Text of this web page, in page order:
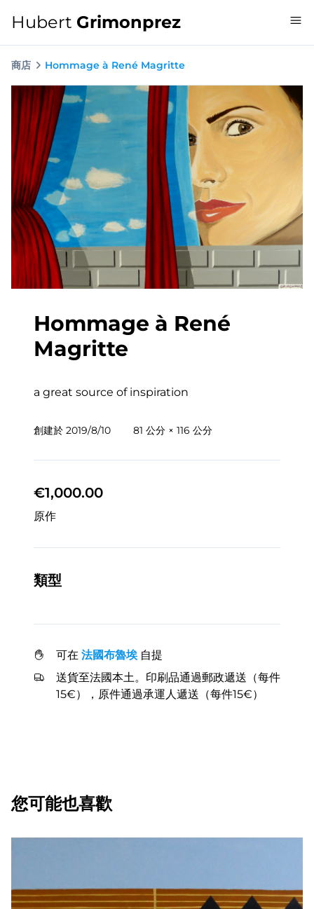
Hubert Grimonprez
商店 Hommage à René Magritte
Hommage à René
Magritte
a great source of inspiration
創建於 2019/8/10 81 公分 × 116 公分
€1,000.00
原作
類型
可在 法國布魯埃 自提
送貨至法國本土。印刷品通過郵政遞送（每件
15€），原件通過承運人遞送（每件15€）
您可能也喜歡